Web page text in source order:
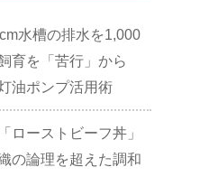
水槽の排水を1,000
育を「苦行」から
油ポンプ活用術
ローストビーフ丼」
の論理を超えた調和